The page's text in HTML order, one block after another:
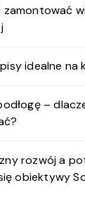
zamontować
idealne na
–
rozwój a
obiektywy